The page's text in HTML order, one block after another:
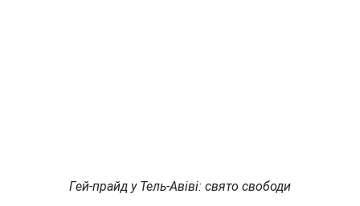
Гей-прайд у Тель-Авіві: свято свободи